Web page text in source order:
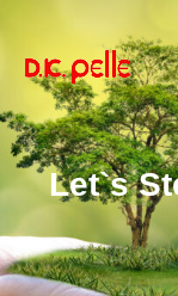
Let`s